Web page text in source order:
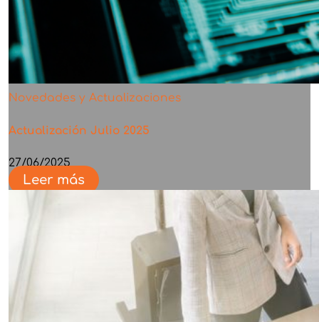
Novedades y Actualizaciones
Actualización Julio 2025
27/06/2025
Leer más